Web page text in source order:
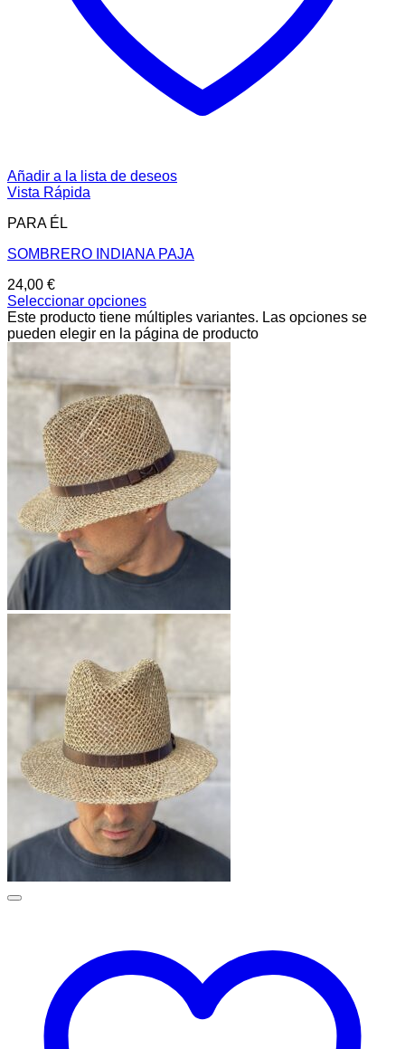
Añadir a la lista de deseos
Vista Rápida
PARA ÉL
SOMBRERO INDIANA PAJA
24,00 €
Seleccionar opciones
Este producto tiene múltiples variantes. Las opciones se
pueden elegir en la página de producto